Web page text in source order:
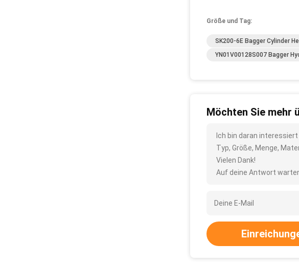
Größe und Tag:
SK200-6E Bagger Cylinder
YN01V00128S007 Bagger
Möchten Sie mehr
Ich bin daran
Typ, Größe, Menge,
Vielen Dank!
Auf deine Antwort